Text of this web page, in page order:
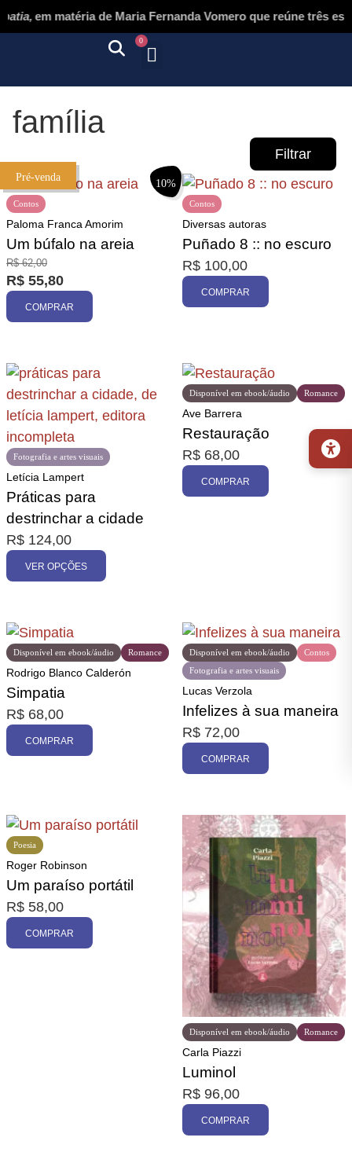
em matéria de Maria Fernanda Vomero que reúne três
0
família
Filtrar
10%
Pré-venda
Contos
Paloma Franca Amorim
Um búfalo na areia
R$62,00
R$ 55,80
COMPRAR
Contos
Diversas autoras
Puñado 8 :: no escuro
R$ 100,00
COMPRAR
Fotografia e artes visuais
Letícia Lampert
Práticas para
destrinchar a cidade
R$ 124,00
VER OPÇÕES
Disponível em ebook/áudio Romance
Ave Barrera
Restauração
R$ 68,00
COMPRAR
Disponível em ebook/áudio Romance
Rodrigo Blanco Calderón
Simpatia
R$ 68,00
COMPRAR
Contos
Disponível em ebook/áudio
Fotografia e artes visuais
Lucas Verzola
Infelizes à sua maneira
R$ 72,00
COMPRAR
Poesia
Roger Robinson
Um paraíso portátil
R$ 58,00
COMPRAR
Disponível em ebook/áudio Romance
Carla Piazzi
Luminol
R$ 96,00
COMPRAR